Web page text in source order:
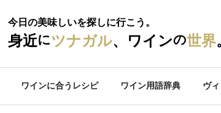
今日の美味しいを探しに行こう。
身近にツナガル、ワインの世界
ワインに合うレシピ ワイン用語辞典 ヴ